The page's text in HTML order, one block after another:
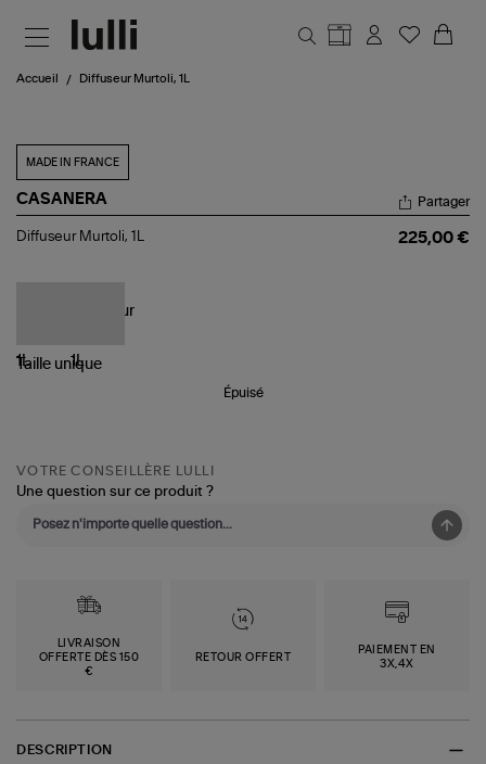
Accueil Diffuseur Murtoli, 1L
MADE IN FRANCE
CASANERA
Diffuseur
Partager
Diffuseur Murtoli, 1L 225,00 €
Taille unique
Épuisé
VOTRE CONSEILLÈRE LULLI
Une question sur ce produit ?
LIVRAISON
OFFERTE DÈS 150
€
RETOUR OFFERT
PAIEMENT EN
3X,4X
DESCRIPTION